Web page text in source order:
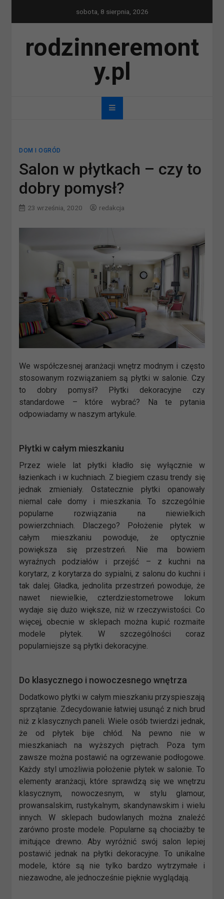
sobota, 8 sierpnia, 2026
rodzinneremont
y.pl
DOM I OGRÓD
Salon w płytkach – czy to
dobry pomysł?
23 września, 2020 redakcja
We współczesnej aranżacji wnętrz modnym i często
stosowanym rozwiązaniem są płytki w salonie. Czy
to dobry pomysł? Płytki dekoracyjne czy
standardowe – które wybrać? Na te pytania
odpowiadamy w naszym artykule.
Płytki w całym mieszkaniu
Przez wiele lat płytki kładło się wyłącznie w
łazienkach i w kuchniach. Z biegiem czasu trendy się
jednak zmieniały. Ostatecznie płytki opanowały
niemal całe domy i mieszkania. To szczególnie
popularne rozwiązania na niewielkich
powierzchniach. Dlaczego? Położenie płytek w
całym mieszkaniu powoduje, że optycznie
powiększa się przestrzeń. Nie ma bowiem
wyraźnych podziałów i przejść – z kuchni na
korytarz, z korytarza do sypialni, z salonu do kuchni i
tak dalej. Gładka, jednolita przestrzeń powoduje, że
nawet niewielkie, czterdziestometrowe lokum
wydaje się dużo większe, niż w rzeczywistości. Co
więcej, obecnie w sklepach można kupić rozmaite
modele płytek. W szczególności coraz
popularniejsze są płytki dekoracyjne.
Do klasycznego i nowoczesnego wnętrza
Dodatkowo płytki w całym mieszkaniu przyspieszają
sprzątanie. Zdecydowanie łatwiej usunąć z nich brud
niż z klasycznych paneli. Wiele osób twierdzi jednak,
że od płytek bije chłód. Na pewno nie w
mieszkaniach na wyższych piętrach. Poza tym
zawsze można postawić na ogrzewanie podłogowe.
Każdy styl umożliwia położenie płytek w salonie. To
elementy aranżacji, które sprawdzą się we wnętrzu
klasycznym, nowoczesnym, w stylu glamour,
prowansalskim, rustykalnym, skandynawskim i wielu
innych. W sklepach budowlanych można znaleźć
zarówno proste modele. Popularne są chociażby te
imitujące drewno. Aby wyróżnić swój salon lepiej
postawić jednak na płytki dekoracyjne. To unikalne
modele, które są nie tylko bardzo wytrzymałe i
niezawodne, ale jednocześnie pięknie wyglądają.